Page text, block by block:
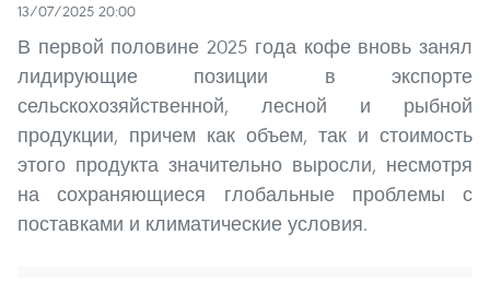
13/07/2025 20:00
В первой половине 2025 года кофе вновь занял
лидирующие позиции в экспорте
сельскохозяйственной, лесной и рыбной
продукции, причем как объем, так и стоимость
этого продукта значительно выросли, несмотря
на сохраняющиеся глобальные проблемы с
поставками и климатические условия.